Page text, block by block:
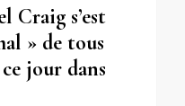
Craig s’est
» de tous
jour dans